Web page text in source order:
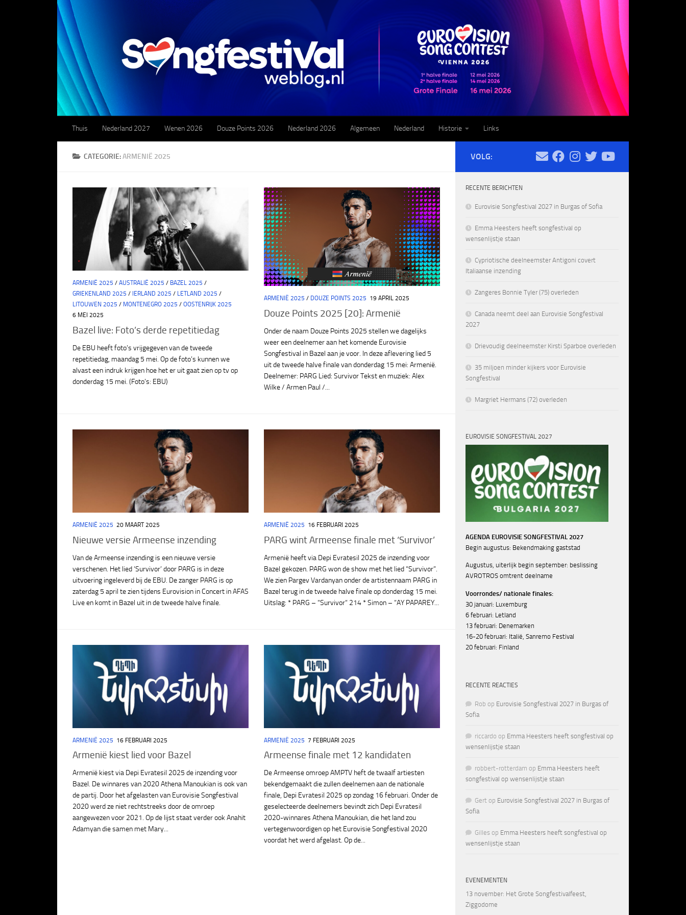
Doorgaan naar inhoud
Thuis Nederland 2027 Wenen 2026 Douze Points 2026 Nederland 2026 Algemeen Nederland Historie Links
CATEGORIE:ARMENIË 2025
ARMENIË 2025 / AUSTRALIË 2025 / BAZEL 2025 /
GRIEKENLAND 2025 / IERLAND 2025 / LETLAND 2025 /
LITOUWEN 2025 / MONTENEGRO 2025 / OOSTENRIJK 2025
6 MEI 2025
Bazel live: Foto’s derde repetitiedag
De EBU heeft foto’s vrijgegeven van de tweede
repetitiedag, maandag 5 mei. Op de foto’s kunnen we
alvast een indruk krijgen hoe het er uit gaat zien op tv op
donderdag 15 mei. (Foto’s: EBU)
ARMENIË 2025 / DOUZE POINTS 2025 19 APRIL 2025
Douze Points 2025 [20]: Armenië
Onder de naam Douze Points 2025 stellen we dagelijks
weer een deelnemer aan het komende Eurovisie
Songfestival in Bazel aan je voor. In deze aflevering lied 5
uit de tweede halve finale van donderdag 15 mei: Armenië.
Deelnemer: PARG Lied: Survivor Tekst en muziek: Alex
Wilke / Armen Paul /...
ARMENIË 2025 20 MAART 2025
Nieuwe versie Armeense inzending
Van de Armeense inzending is een nieuwe versie
verschenen. Het lied ‘Survivor’ door PARG is in deze
uitvoering ingeleverd bij de EBU. De zanger PARG is op
zaterdag 5 april te zien tijdens Eurovision in Concert in AFAS
Live en komt in Bazel uit in de tweede halve finale.
ARMENIË 2025 16 FEBRUARI 2025
PARG wint Armeense finale met ‘Survivor’
Armenië heeft via Depi Evratesil 2025 de inzending voor
Bazel gekozen. PARG won de show met het lied “Survivor”.
We zien Pargev Vardanyan onder de artistennaam PARG in
Bazel terug in de tweede halve finale op donderdag 15 mei.
Uitslag: * PARG – “Survivor“ 214 * Simon – “AY PAPAREY...
ARMENIË 2025 16 FEBRUARI 2025
Armenië kiest lied voor Bazel
Armenië kiest via Depi Evratesil 2025 de inzending voor
Bazel. De winnares van 2020 Athena Manoukian is ook van
de partij. Door het afgelasten van Eurovisie Songfestival
2020 werd ze niet rechtstreeks door de omroep
aangewezen voor 2021. Op de lijst staat verder ​​ook Anahit
Adamyan die samen met Mary...
ARMENIË 2025 7 FEBRUARI 2025
Armeense finale met 12 kandidaten
De Armeense omroep AMPTV heft de twaalf artiesten
bekendgemaakt die zullen deelnemen aan de nationale
finale, Depi Evratesil 2025 op zondag 16 februari. Onder de
geselecteerde deelnemers bevindt zich Depi Evratesil
2020-winnares Athena Manoukian, die het land zou
vertegenwoordigen op het Eurovisie Songfestival 2020
voordat het werd afgelast. Op de...
VOLG:
RECENTE BERICHTEN
Eurovisie Songfestival 2027 in Burgas of Sofia
Emma Heesters heeft songfestival op
wensenlijstje staan
Cypriotische deelneemster Antigoni covert
Italiaanse inzending
Zangeres Bonnie Tyler (75) overleden
Canada neemt deel aan Eurovisie Songfestival
2027
Drievoudig deelneemster Kirsti Sparboe overleden
35 miljoen minder kijkers voor Eurovisie
Songfestival
Margriet Hermans (72) overleden
EUROVISIE SONGFESTIVAL 2027
AGENDA EUROVISIE SONGFESTIVAL 2027
Begin augustus: Bekendmaking gaststad
Augustus, uiterlijk begin september: beslissing
AVROTROS omtrent deelname
Voorrondes/ nationale finales:
30 januari: Luxemburg
6 februari: Letland
13 februari: Denemarken
16-20 februari: Italië, Sanremo Festival
20 februari: Finland
RECENTE REACTIES
Rob op Eurovisie Songfestival 2027 in Burgas of
Sofia
riccardo op Emma Heesters heeft songfestival op
wensenlijstje staan
robbert-rotterdam op Emma Heesters heeft
songfestival op wensenlijstje staan
Gert op Eurovisie Songfestival 2027 in Burgas of
Sofia
Gilles op Emma Heesters heeft songfestival op
wensenlijstje staan
EVENEMENTEN
13 november: Het Grote Songfestivalfeest,
Ziggodome